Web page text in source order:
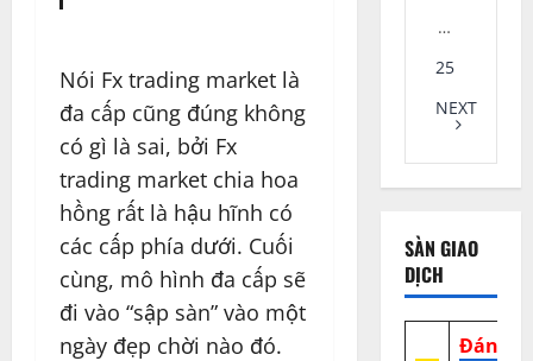
Nói Fx trading market là
đa cấp cũng đúng không
có gì là sai, bởi Fx
trading market chia hoa
hồng rất là hậu hĩnh có
các cấp phía dưới. Cuối
cùng, mô hình đa cấp sẽ
đi vào “sập sàn” vào một
ngày đẹp chời nào đó.
…
25
NEXT
SÀN GIAO
DỊCH
Đánh